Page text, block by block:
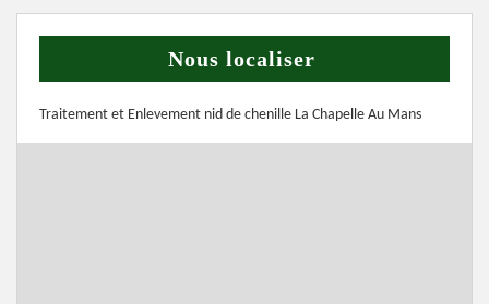
Nous localiser
Traitement et Enlevement nid de chenille La Chapelle Au Mans